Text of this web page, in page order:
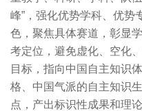
峰”，强化优势学科、优势
色，聚焦具体赛道，彰显
考定位，避免虚化、空化
目标，指向中国自主知识
格、中国气派的自主知识
点，产出标识性成果和理